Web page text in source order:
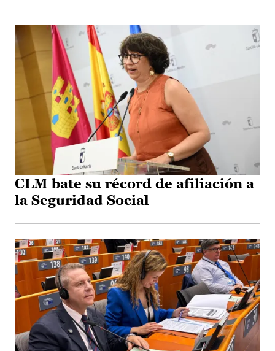
CLM bate su récord de afiliación a
la Seguridad Social